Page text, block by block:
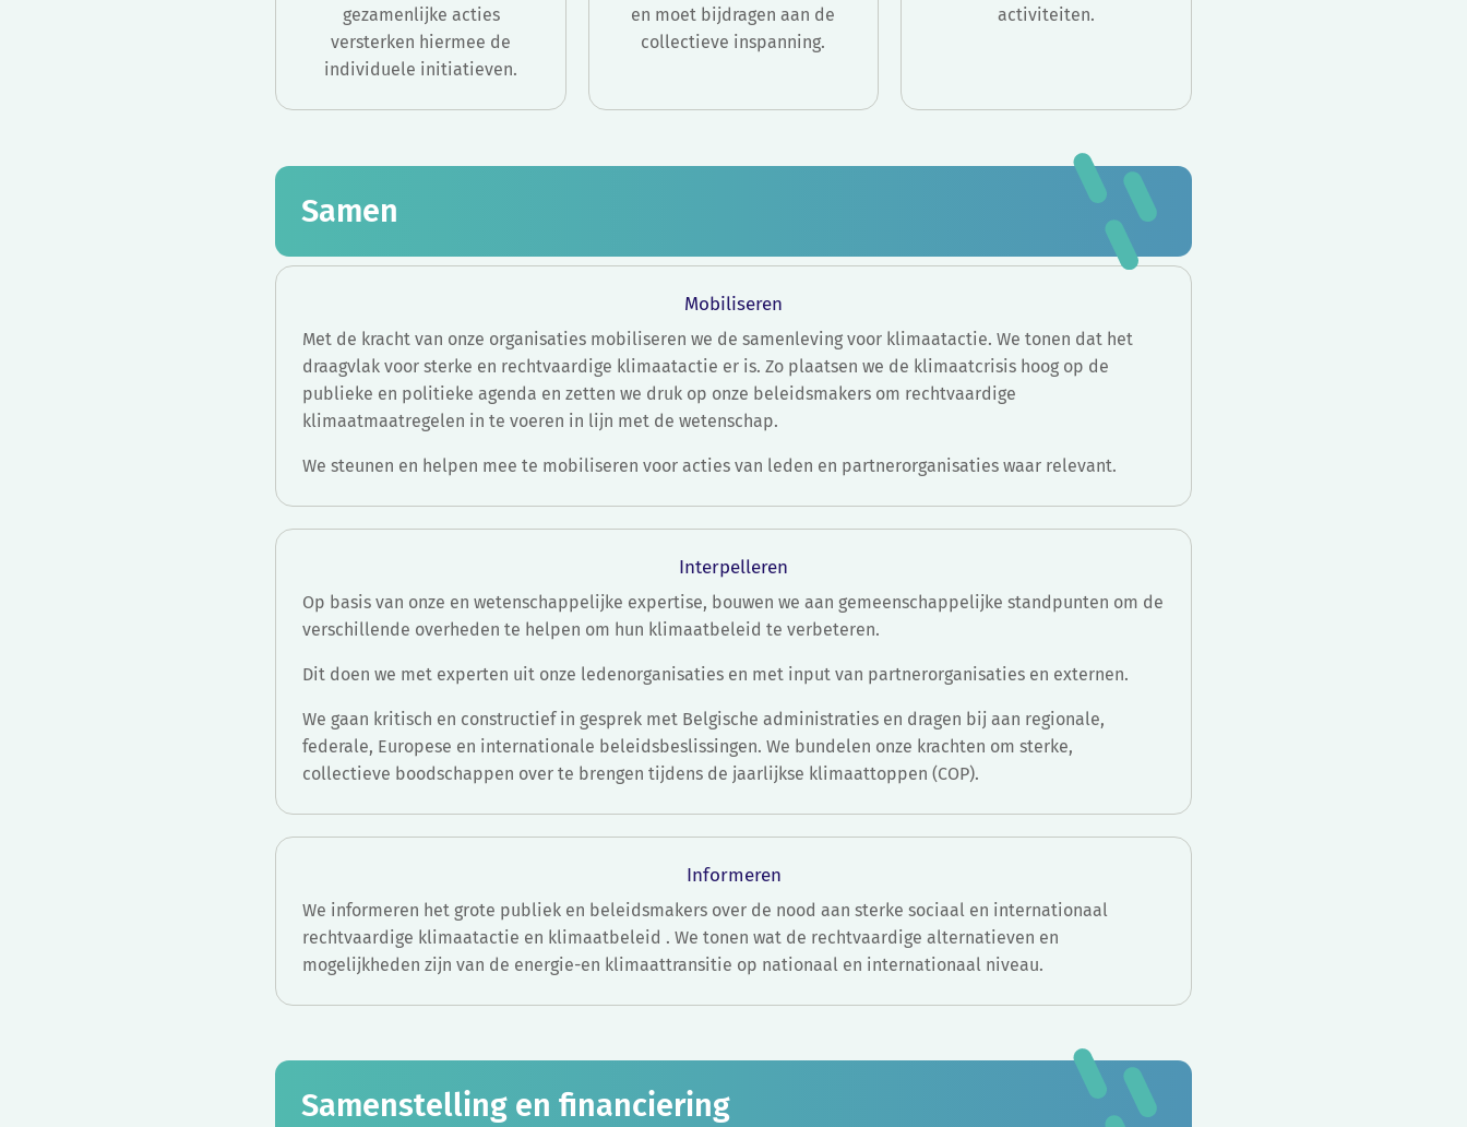
gezamenlijke acties
versterken hiermee de
individuele initiatieven.
en moet bijdragen aan de
collectieve inspanning.
activiteiten.
Samen
Mobiliseren
Met de kracht van onze organisaties mobiliseren we de samenleving voor klimaatactie. We tonen dat het
draagvlak voor sterke en rechtvaardige klimaatactie er is. Zo plaatsen we de klimaatcrisis hoog op de
publieke en politieke agenda en zetten we druk op onze beleidsmakers om rechtvaardige
klimaatmaatregelen in te voeren in lijn met de wetenschap.
We steunen en helpen mee te mobiliseren voor acties van leden en partnerorganisaties waar relevant.
Interpelleren
Op basis van onze en wetenschappelijke expertise, bouwen we aan gemeenschappelijke standpunten om de
verschillende overheden te helpen om hun klimaatbeleid te verbeteren.
Dit doen we met experten uit onze ledenorganisaties en met input van partnerorganisaties en externen.
We gaan kritisch en constructief in gesprek met Belgische administraties en dragen bij aan regionale,
federale, Europese en internationale beleidsbeslissingen. We bundelen onze krachten om sterke,
collectieve boodschappen over te brengen tijdens de jaarlijkse klimaattoppen (COP).
Informeren
We informeren het grote publiek en beleidsmakers over de nood aan sterke sociaal en internationaal
rechtvaardige klimaatactie en klimaatbeleid . We tonen wat de rechtvaardige alternatieven en
mogelijkheden zijn van de energie-en klimaattransitie op nationaal en internationaal niveau.
Samenstelling en financiering